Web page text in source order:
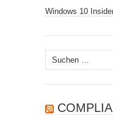
Windows 10
Suchen
nach: